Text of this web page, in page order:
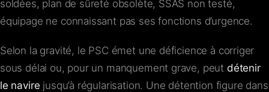
soldées, plan de sûreté obsolète, SSAS non testé,
équipage ne connaissant pas ses fonctions d’urgence.
Selon la gravité, le PSC émet une déficience à corriger
sous délai ou, pour un manquement grave, peut détenir
le navire jusqu’à régularisation. Une détention figure dans